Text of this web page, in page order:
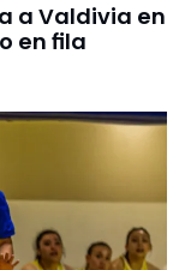
a Valdivia en
en fila